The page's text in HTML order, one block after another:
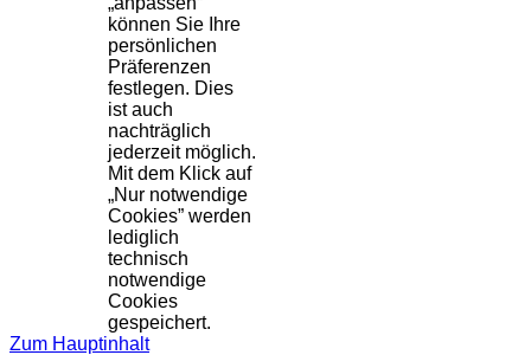
können Sie Ihre
persönlichen
Präferenzen
festlegen. Dies
ist auch
nachträglich
jederzeit möglich.
Mit dem Klick auf
„Nur notwendige
Cookies” werden
lediglich
technisch
notwendige
Cookies
gespeichert.
Zum Hauptinhalt